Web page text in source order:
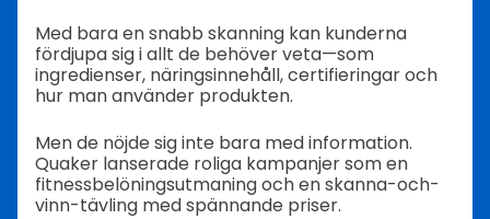
Med bara en snabb skanning kan kunderna
fördjupa sig i allt de behöver veta—som
ingredienser, näringsinnehåll, certifieringar och
hur man använder produkten.
Men de nöjde sig inte bara med information.
Quaker lanserade roliga kampanjer som en
fitnessbelöningsutmaning och en skanna-och-
vinn-tävling med spännande priser.